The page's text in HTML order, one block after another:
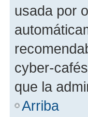
usada por
cyber-
que la
Arriba